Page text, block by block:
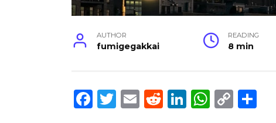
AUTHOR
fumigegakkai
READING
8 min
F
T
E
R
Li W C